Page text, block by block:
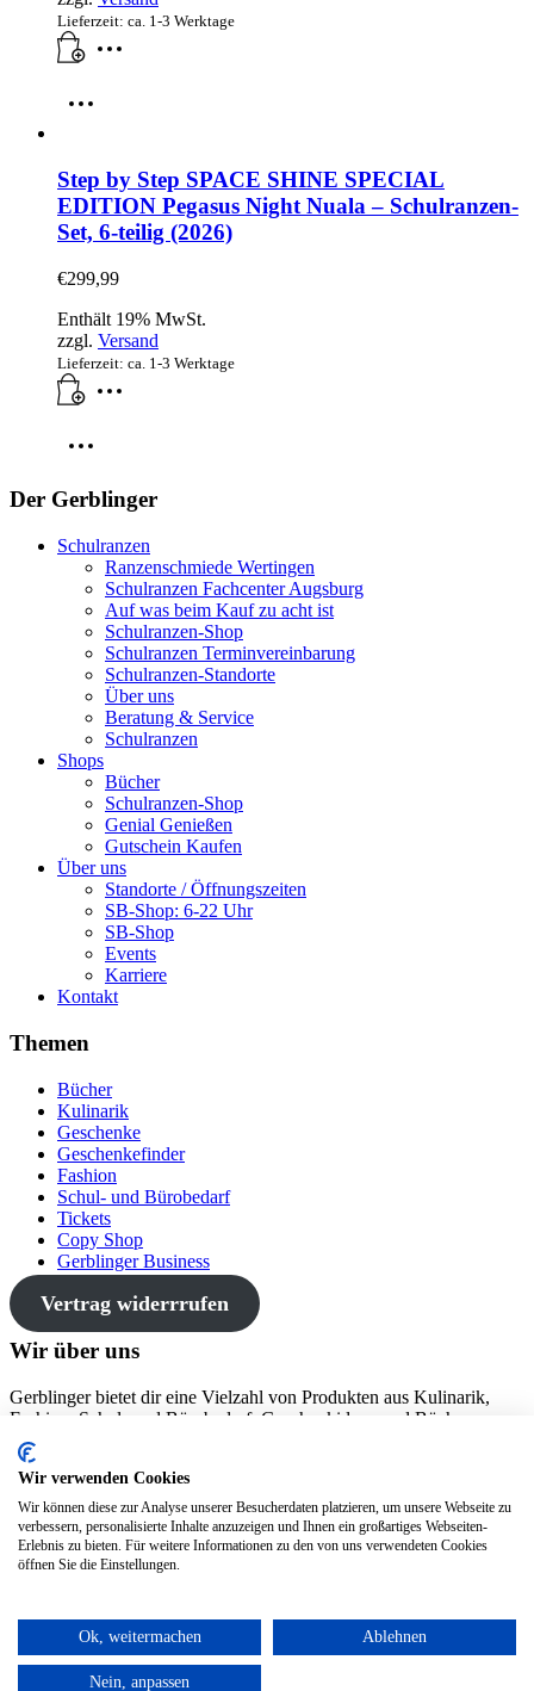
Lieferzeit: ca. 1-3 Werktage
Step by Step SPACE SHINE SPECIAL
EDITION Pegasus Night Nuala – Schulranzen-
Set, 6-teilig (2026)
€299,99
Enthält 19% MwSt.
zzgl. Versand
Lieferzeit: ca. 1-3 Werktage
Der Gerblinger
Schulranzen
Ranzenschmiede Wertingen
Schulranzen Fachcenter Augsburg
Auf was beim Kauf zu acht ist
Schulranzen-Shop
Schulranzen Terminvereinbarung
Schulranzen-Standorte
Über uns
Beratung & Service
Schulranzen
Shops
Bücher
Schulranzen-Shop
Genial Genießen
Gutschein Kaufen
Über uns
Standorte / Öffnungszeiten
SB-Shop: 6-22 Uhr
SB-Shop
Events
Karriere
Kontakt
Themen
Bücher
Kulinarik
Geschenke
Geschenkefinder
Fashion
Schul- und Bürobedarf
Tickets
Copy Shop
Gerblinger Business
Vertrag widerrrufen
Wir über uns
Gerblinger bietet dir eine Vielzahl von Produkten aus Kulinarik,
Fashion, Schul- und Bürobedarf, Geschenkideen und Büchern an
den drei Standorten Wertingen, Friedberg und Gundelfingen.
VERTRAG WIDERRUFEN
-AGB -
Widerrufsbelehrung
OBEN
Wir verwenden Cookies
Wir können diese zur Analyse unserer Besucherdaten platzieren, um unsere Webseite zu
verbessern, personalisierte Inhalte anzuzeigen und Ihnen ein großartiges Webseiten-
Erlebnis zu bieten. Für weitere Informationen zu den von uns verwendeten Cookies
öffnen Sie die Einstellungen.
Ok, weitermachen Ablehnen
Nein, anpassen